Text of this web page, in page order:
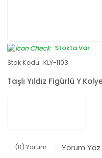
Stokta Var
Stok Kodu: KLY-1103
Taşlı Yıldız Figürlü Y
(0) Yorum Yorum Yaz